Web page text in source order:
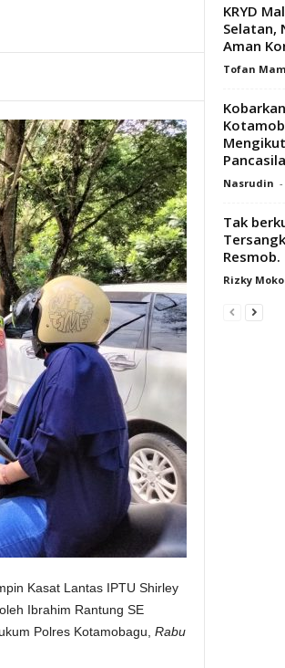
Kasat Lantas IPTU Shirley
Ibrahim Rantung SE
Polres Kotamobagu, Rabu
KRYD
Selatan,
Aman
Tofan
Pancasila
Nasrudin -
Tak
Resmob.
Rizky